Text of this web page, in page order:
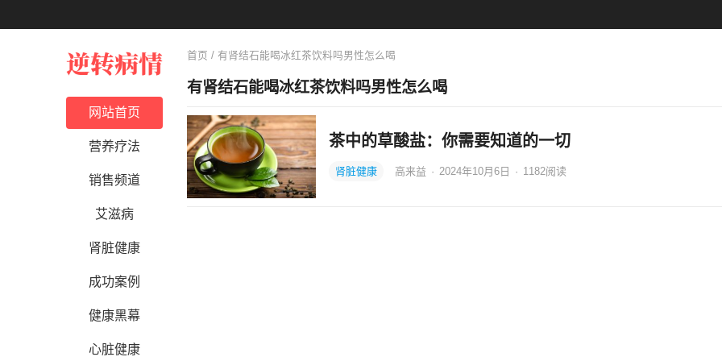
网站首页
营养疗法
销售频道
艾滋病
肾脏健康
成功案例
健康黑幕
心脏健康
首页 / 有肾结石能喝冰红茶饮料吗男性怎么喝
有肾结石能喝冰红茶饮料吗男性怎么喝
茶中的草酸盐：你需要知道的一切
肾脏健康 高来益 · 2024年10月6日 · 1182阅读